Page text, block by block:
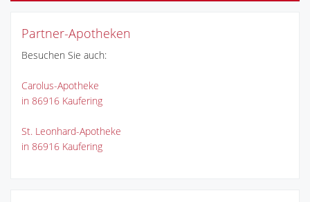
Partner-Apotheken
Besuchen Sie auch:
Carolus-Apotheke
in 86916 Kaufering
St. Leonhard-Apotheke
in 86916 Kaufering